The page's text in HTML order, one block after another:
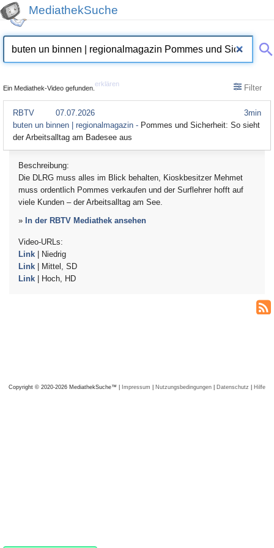
MediathekSuche
Ein Mediathek-Video gefunden.
erklären Filter
3min
RBTV
07.07.2026
buten un binnen | regionalmagazin - Pommes und Sicherheit: So sieht
der Arbeitsalltag am Badesee aus
Beschreibung:
Die DLRG muss alles im Blick behalten, Kioskbesitzer Mehmet
muss ordentlich Pommes verkaufen und der Surflehrer hofft auf
viele Kunden – der Arbeitsalltag am See.
» In der RBTV Mediathek ansehen
Video-URLs:
Link | Niedrig
Link | Mittel, SD
Link | Hoch, HD
Copyright © 2020-2026 MediathekSuche™ | Impressum | Nutzungsbedingungen | Datenschutz | Hilfe